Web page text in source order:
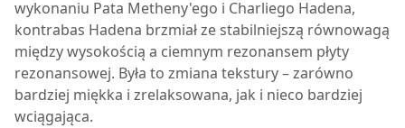
wykonaniu Pata Metheny'ego i Charliego Hadena,
kontrabas Hadena brzmiał ze stabilniejszą równowagą
między wysokością a ciemnym rezonansem płyty
rezonansowej. Była to zmiana tekstury – zarówno
bardziej miękka i zrelaksowana, jak i nieco bardziej
wciągająca.